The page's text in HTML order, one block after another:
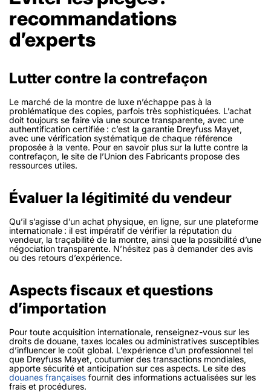
recommandations
d’experts
Lutter contre la contrefaçon
Le marché de la montre de luxe n’échappe pas à la
problématique des copies, parfois très sophistiquées. L’achat
doit toujours se faire via une source transparente, avec une
authentification certifiée : c’est la garantie Dreyfuss Mayet,
avec une vérification systématique de chaque référence
proposée à la vente. Pour en savoir plus sur la lutte contre la
contrefaçon, le site de l’Union des Fabricants propose des
ressources utiles.
Évaluer la légitimité du vendeur
Qu’il s’agisse d’un achat physique, en ligne, sur une plateforme
internationale : il est impératif de vérifier la réputation du
vendeur, la traçabilité de la montre, ainsi que la possibilité d’une
négociation transparente. N’hésitez pas à demander des avis
ou des retours d’expérience.
Aspects fiscaux et questions
d’importation
Pour toute acquisition internationale, renseignez-vous sur les
droits de douane, taxes locales ou administratives susceptibles
d’influencer le coût global. L’expérience d’un professionnel tel
que Dreyfuss Mayet, coutumier des transactions mondiales,
apporte sécurité et anticipation sur ces aspects. Le site des
douanes françaises fournit des informations actualisées sur les
frais et procédures.